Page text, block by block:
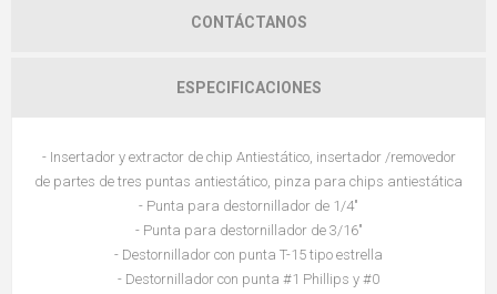
CONTÁCTANOS
ESPECIFICACIONES
- Insertador y extractor de chip Antiestático, insertador /removedor
de partes de tres puntas antiestático, pinza para chips antiestática
- Punta para destornillador de 1/4"
- Punta para destornillador de 3/16"
- Destornillador con punta T-15 tipo estrella
- Destornillador con punta #1 Phillips y #0